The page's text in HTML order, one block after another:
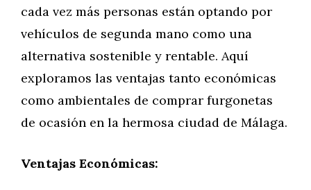
cada vez más personas están optando por
vehículos de segunda mano como una
alternativa sostenible y rentable. Aquí
exploramos las ventajas tanto económicas
como ambientales de comprar furgonetas
de ocasión en la hermosa ciudad de Málaga.
Ventajas Económicas: